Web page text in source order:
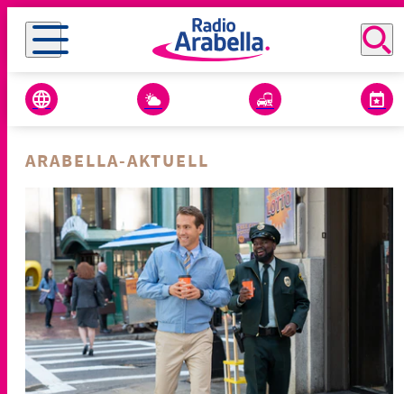
ARABELLA-AKTUELL